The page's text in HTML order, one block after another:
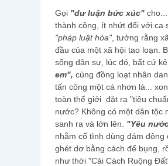
Gọi "dư luận bức xúc"
thành công, ít nhứt đối với ca
"pháp luật hóa", tưởng rằng
đầu của một xã hội tao loạn.
sống dân sự, lúc đó, bất cứ
em", cùng đồng loạt nhân
tấn công một cá nhơn là...
toàn thế giới đặt ra "tiêu
nước? Không có một dân tộc
sanh ra và lớn lên. "Yêu
nhằm cố tình dùng đám
ghét dơ bằng cách để bụng,
như thời "Cải Cách Ruộng